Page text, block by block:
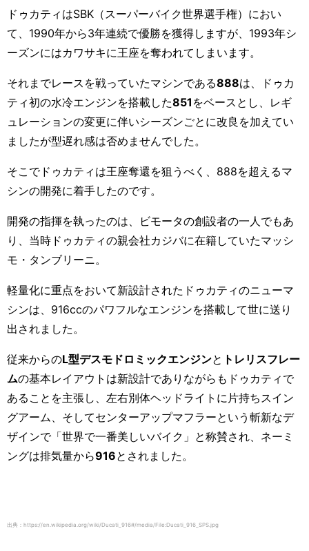
ドゥカティはSBK （スーパーバイク世界選手権）におい
て、 1990年から3年連続で優勝を獲得しますが、 1993年シ
ーズンにはカワサキに王座を奪われてしまいます。
それまでレースを戦っていたマシンである888は、ドゥカ
ティ初の水冷エンジンを搭載した851 をベースとし、レギ
ュレーションの変更に伴いシーズンごとに改良を加えてい
ましたが型遅れ感は否めませんでした。
そこでドゥカティは王座奪還を狙うべく、 888を超えるマ
シンの開発に着手したのです。
開発の指揮を執ったのは、ビモータの創設者の一人でもあ
り、当時ドゥカティの親会社カジバに在籍していたマッシ
モ・タンブリーニ。
軽量化に重点をおいて新設計されたドゥカティのニューマ
シンは、 916ccのパワフルなエンジンを搭載して世に送り
出されました。
従来からのL型デスモドロミックエンジンと トレリスフレー
ムの基本レイアウトは新設計でありながらもドゥカティで
あることを主張し、左右別体ヘッドライトに片持ちスイン
グアーム、そしてセンターアップマフラーという斬新なデ
ザインで「世界で一番美しいバイク」と称賛され、ネーミ
ングは排気量から916とされました。
出典：https://en.wikipedia.org/wiki/Ducati_916#/media/File:Ducati_916_SPS.jpg